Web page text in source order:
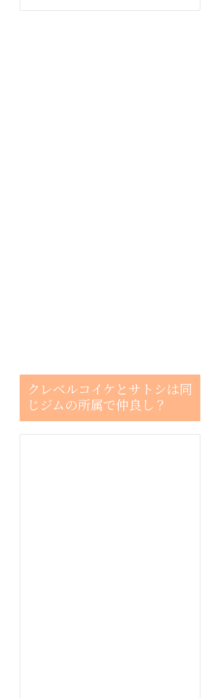
クレベルコイケとサトシは同
じジムの所属で仲良し？